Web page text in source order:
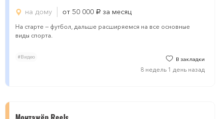
на дому
от 50 000 руб. за месяц
На старте — футбол, дальше расширяемся на все основные
виды спорта.
#Видео В закладки
8 недель 1 день назад